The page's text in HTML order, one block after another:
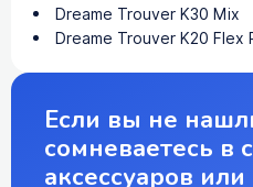
Dreame Trouver K30 Mix
Dreame Trouver K20 Flex
Если вы не
сомневаетесь в
аксессуаров